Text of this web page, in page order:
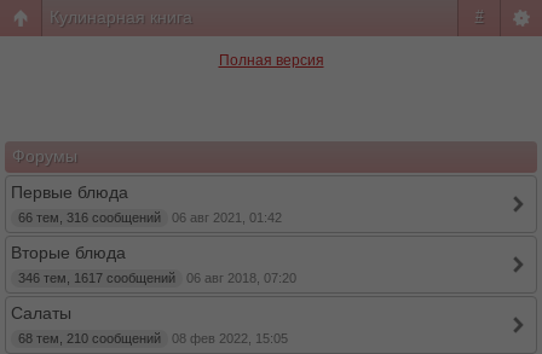
#
Кулинарная книга
Полная версия
Форумы
Первые блюда
66 тем, 316 сообщений 06 авг 2021, 01:42
Вторые блюда
346 тем, 1617 сообщений 06 авг 2018, 07:20
Салаты
68 тем, 210 сообщений 08 фев 2022, 15:05